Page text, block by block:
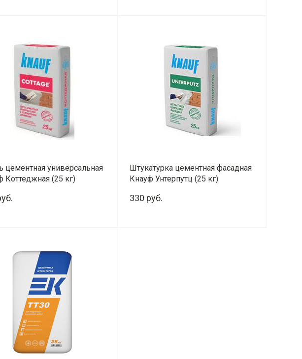
цементная универсальная
Коттеджная (25 кг)
Штукатурка цементная фасадная
Кнауф Унтерпутц (25 кг)
330 руб.